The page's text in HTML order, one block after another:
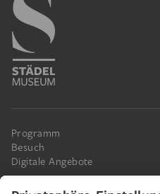
Programm
Besuch
Digitale Angebote